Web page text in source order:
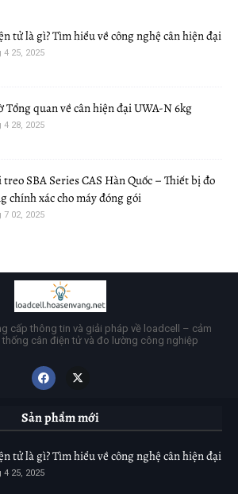
tử là gì? Tìm hiểu về công nghệ cân hiện đại
4 25, 2025
Tổng quan về cân hiện đại UWA-N 6kg
4 28, 2025
treo SBA Series CAS Hàn Quốc – Thiết bị đo
chính xác cho máy đóng gói
7 02, 2025
cấp thông tin và giải pháp về loadcell – cảm
thống cân điện tử và đo lường công nghiệp
Sản phẩm mới
tử là gì? Tìm hiểu về công nghệ cân hiện đại
4 25, 2025